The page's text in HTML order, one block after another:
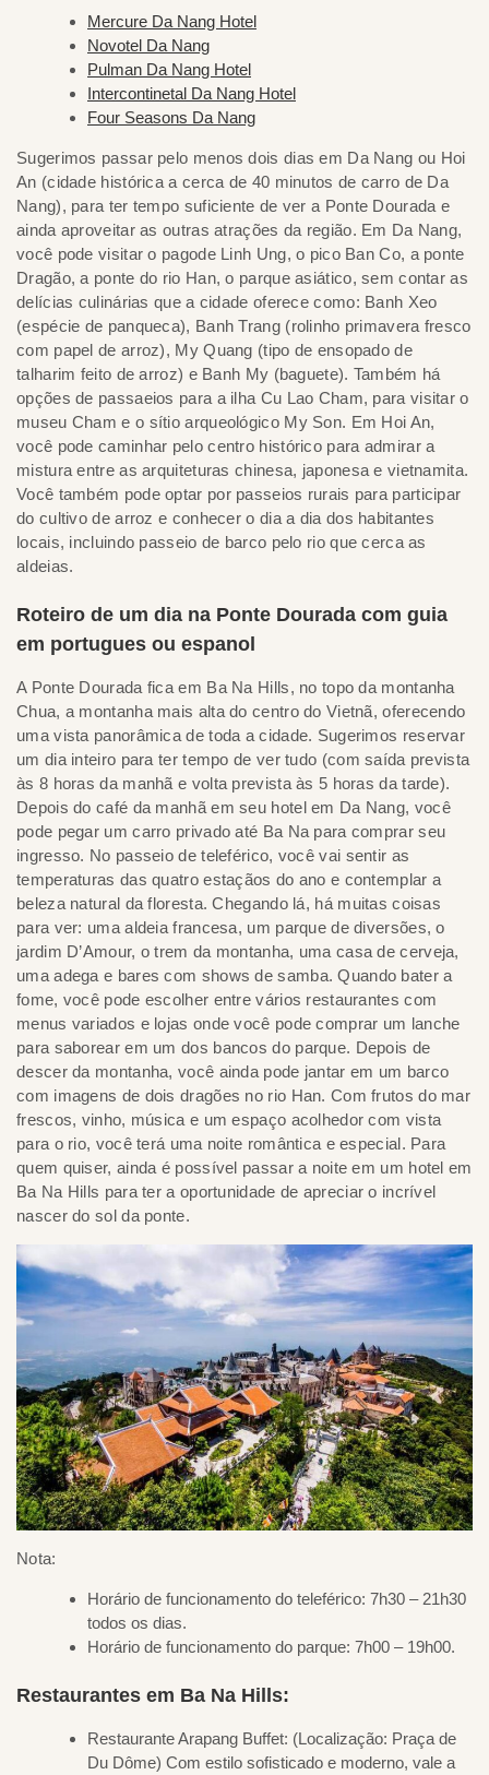
Mercure Da Nang Hotel
Novotel Da Nang
Pulman Da Nang Hotel
Intercontinetal Da Nang Hotel
Four Seasons Da Nang
Sugerimos passar pelo menos dois dias em Da Nang ou Hoi
An (cidade histórica a cerca de 40 minutos de carro de Da
Nang), para ter tempo suficiente de ver a Ponte Dourada e
ainda aproveitar as outras atrações da região. Em Da Nang,
você pode visitar o pagode Linh Ung, o pico Ban Co, a ponte
Dragão, a ponte do rio Han, o parque asiático, sem contar as
delícias culinárias que a cidade oferece como: Banh Xeo
(espécie de panqueca), Banh Trang (rolinho primavera fresco
com papel de arroz), My Quang (tipo de ensopado de
talharim feito de arroz) e Banh My (baguete). Também há
opções de passaeios para a ilha Cu Lao Cham, para visitar o
museu Cham e o sítio arqueológico My Son. Em Hoi An,
você pode caminhar pelo centro histórico para admirar a
mistura entre as arquiteturas chinesa, japonesa e vietnamita.
Você também pode optar por passeios rurais para participar
do cultivo de arroz e conhecer o dia a dia dos habitantes
locais, incluindo passeio de barco pelo rio que cerca as
aldeias.
Roteiro de um dia na Ponte Dourada com guia
em portugues ou espanol
A Ponte Dourada fica em Ba Na Hills, no topo da montanha
Chua, a montanha mais alta do centro do Vietnã, oferecendo
uma vista panorâmica de toda a cidade. Sugerimos reservar
um dia inteiro para ter tempo de ver tudo (com saída prevista
às 8 horas da manhã e volta prevista às 5 horas da tarde).
Depois do café da manhã em seu hotel em Da Nang, você
pode pegar um carro privado até Ba Na para comprar seu
ingresso. No passeio de teleférico, você vai sentir as
temperaturas das quatro estaçãos do ano e contemplar a
beleza natural da floresta. Chegando lá, há muitas coisas
para ver: uma aldeia francesa, um parque de diversões, o
jardim D’Amour, o trem da montanha, uma casa de cerveja,
uma adega e bares com shows de samba. Quando bater a
fome, você pode escolher entre vários restaurantes com
menus variados e lojas onde você pode comprar um lanche
para saborear em um dos bancos do parque. Depois de
descer da montanha, você ainda pode jantar em um barco
com imagens de dois dragões no rio Han. Com frutos do mar
frescos, vinho, música e um espaço acolhedor com vista
para o rio, você terá uma noite romântica e especial. Para
quem quiser, ainda é possível passar a noite em um hotel em
Ba Na Hills para ter a oportunidade de apreciar o incrível
nascer do sol da ponte.
Nota:
Horário de funcionamento do teleférico: 7h30 – 21h30
todos os dias.
Horário de funcionamento do parque: 7h00 – 19h00.
Restaurantes em Ba Na Hills:
Restaurante Arapang Buffet: (Localização: Praça de
Du Dôme) Com estilo sofisticado e moderno, vale a